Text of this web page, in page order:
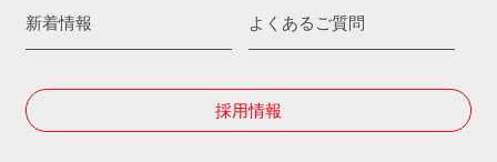
新着情報 よくあるご質問
採用情報